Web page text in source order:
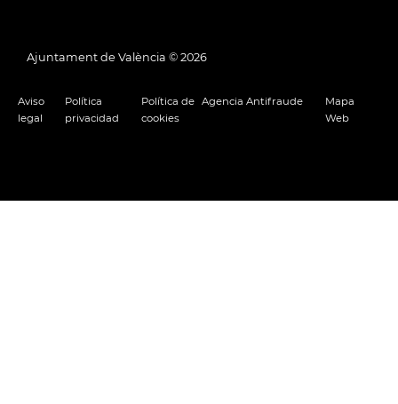
Ajuntament de València © 2026
Aviso
legal
Política
privacidad
Política de
cookies
Agencia Antifraude
Mapa
Web